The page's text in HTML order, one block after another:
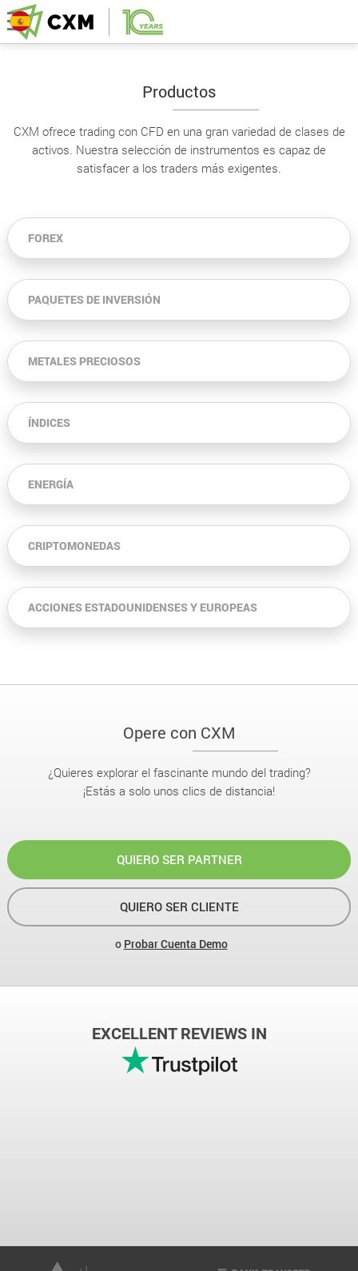
Productos
CXM ofrece trading con CFD en una gran variedad de clases de
activos. Nuestra selección de instrumentos es capaz de
satisfacer a los traders más exigentes.
FOREX
PAQUETES DE INVERSIÓN
METALES PRECIOSOS
ÍNDICES
ENERGÍA
CRIPTOMONEDAS
ACCIONES ESTADOUNIDENSES Y EUROPEAS
Opere con CXM
¿Quieres explorar el fascinante mundo del trading?
¡Estás a solo unos clics de distancia!
QUIERO SER PARTNER
QUIERO SER CLIENTE
o Probar Cuenta Demo
EXCELLENT REVIEWS IN